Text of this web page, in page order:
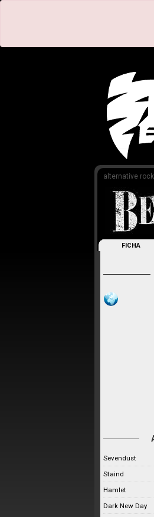
alternative
FICHA
Sevendust
Staind
Hamlet
Dark New Day